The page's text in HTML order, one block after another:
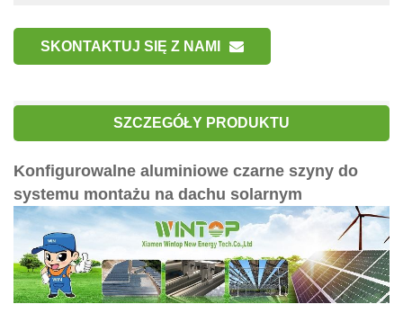
SKONTAKTUJ SIĘ Z NAMI
SZCZEGÓŁY PRODUKTU
Konfigurowalne aluminiowe czarne szyny do
systemu montażu na dachu solarnym